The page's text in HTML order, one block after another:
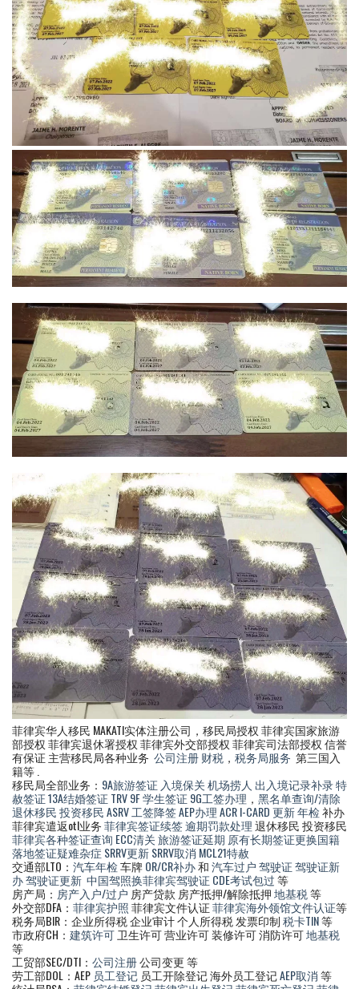
菲律宾华人移民 MAKATI实体注册公司，移民局授权 菲律宾国家旅游
部授权 菲律宾退休署授权 菲律宾外交部授权 菲律宾司法部授权 信誉
有保证 主营移民局各种业务 公司注册财税 ， 税务局服务 第三国入
籍等 .
移民局全部业务： 9A旅游签证 入境保关机场捞人 出入境记录补录特
赦签证13A结婚签证 TRV9F 学生签证 9G工签办理 ， 黑名单查询/清除
退休移民投资移民ASRV工签降签AEP办理ACR I-CARD 更新年检补办
菲律宾遣返otl业务菲律宾签证续签逾期罚款处理退休移民 投资移民
菲律宾各种签证查询 ECC清关旅游签证延期 原有长期签证更换国籍
落地签证疑难杂症 SRRV更新SRRV取消 MCL21特赦
交通部LTO： 汽车年检车牌OR/CR补办和汽车过户驾驶证驾驶证新
办驾驶证更新 中国驾照换菲律宾驾驶证 CDE考试包过等
房产局： 房产入户/过户 房产贷款 房产抵押/解除抵押地基税等
外交部DFA： 菲律宾护照菲律宾文件认证菲律宾海外领馆文件认证等
税务局BIR：企业所得税 企业审计 个人所得税 发票印制税卡TIN等
市政府CH： 建筑许可卫生许可 营业许可 装修许可 消防许可地基税
等
工贸部SEC/DTI： 公司注册公司变更 等
劳工部DOL：AEP 员工登记 员工开除登记 海外员工登记AEP取消等